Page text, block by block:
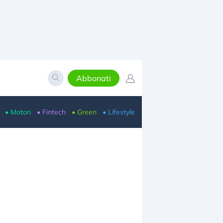
Abbonati
• Motori • Fintech • Green • Lifestyle